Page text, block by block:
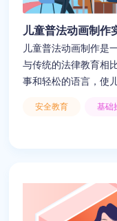
儿童普法动画制作
儿童普法动画制作是
与传统的法律教育相
事和轻松的语言，使
编写、动画风格选择
计。此外，本文还推
安全教育 基础